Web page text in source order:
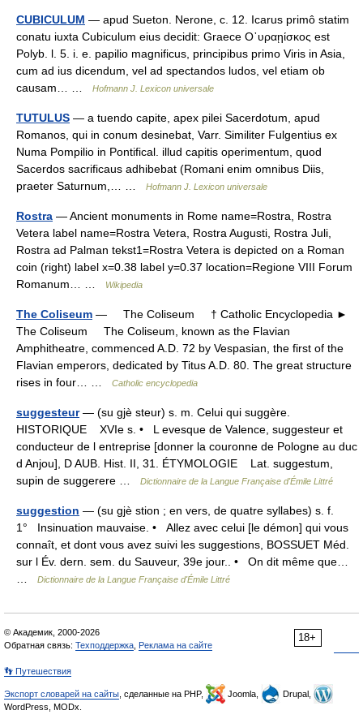
CUBICULUM — apud Sueton. Nerone, c. 12. Icarus primô statim
conatu iuxta Cubiculum eius decidit: Graece Ο᾿υραῃίσκος est
Polyb. l. 5. i. e. papilio magnificus, principibus primo Viris in Asia,
cum ad ius dicendum, vel ad spectandos ludos, vel etiam ob
causam… …
Hofmann J. Lexicon universale
TUTULUS — a tuendo capite, apex pilei Sacerdotum, apud
Romanos, qui in conum desinebat, Varr. Similiter Fulgentius ex
Numa Pompilio in Pontifical. illud capitis operimentum, quod
Sacerdos sacrificaus adhibebat (Romani enim omnibus Diis,
praeter Saturnum,… …
Hofmann J. Lexicon universale
Rostra — Ancient monuments in Rome name=Rostra, Rostra
Vetera label name=Rostra Vetera, Rostra Augusti, Rostra Juli,
Rostra ad Palman tekst1=Rostra Vetera is depicted on a Roman
coin (right) label x=0.38 label y=0.37 location=Regione VIII Forum
Romanum… …
Wikipedia
The Coliseum — The Coliseum † Catholic Encyclopedia ►
The Coliseum The Coliseum, known as the Flavian
Amphitheatre, commenced A.D. 72 by Vespasian, the first of the
Flavian emperors, dedicated by Titus A.D. 80. The great structure
rises in four… …
Catholic encyclopedia
suggesteur— (su gjè steur) s. m. Celui qui suggère.
HISTORIQUE XVIe s. • L evesque de Valence, suggesteur et
conducteur de l entreprise [donner la couronne de Pologne au duc
d Anjou], D AUB. Hist. II, 31. ÉTYMOLOGIE Lat. suggestum,
supin de suggerere …
Dictionnaire de la Langue Française d'Émile Littré
suggestion — (su gjè stion ; en vers, de quatre syllabes) s. f.
1° Insinuation mauvaise. • Allez avec celui [le démon] qui vous
connaît, et dont vous avez suivi les suggestions, BOSSUET Méd.
sur l Év. dern. sem. du Sauveur, 39e jour.. • On dit même que…
Dictionnaire de la Langue Française d'Émile Littré
18+
© Академик, 2000-2026
Обратная связь: Техподдержка Реклама на сайте
👣 Путешествия
Экспорт словарей на сайты , сделанные на PHP, Joomla,
Drupal,
WordPress, MODx.